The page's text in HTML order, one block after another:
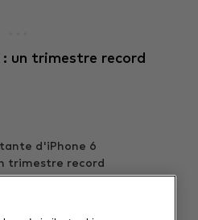
un trimestre record
d'iPhone 6
trimestre record